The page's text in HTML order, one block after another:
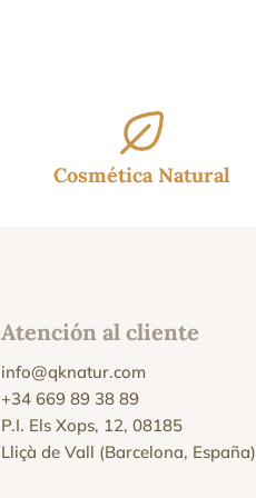
Cosmética Natural
Atención al cliente
info@qknatur.com
+34 669 89 38 89
P.I. Els Xops, 12, 08185
Lliçà de Vall (Barcelona, España)